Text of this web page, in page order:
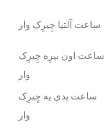
ساعت آلتیا چِیرِک وار
ساعت اون بیرِه چِیرِک
وار
ساعت یدی یه چِیرِک
وار